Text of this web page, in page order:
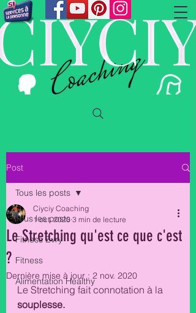
Post
Tous les posts
Fitness Evry
Fitness
Alimentation Healthy
Tous les posts
Le Stretching qu'est ce que c'est
?
Ciyciy Coaching
1 oct. 2020 3 min de lecture
Dernière mise à jour : 2 nov. 2020
Le Stretching fait connotation à la
souplesse.